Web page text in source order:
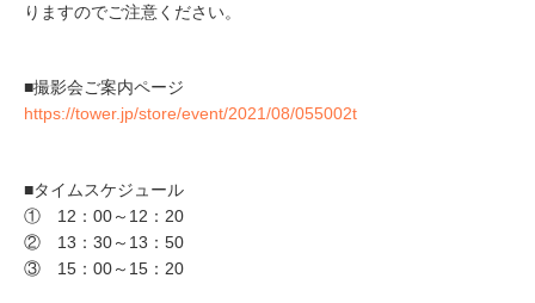
りますのでご注意ください。
■撮影会ご案内ページ
https://tower.jp/store/event/2021/08/055002t
■タイムスケジュール
① 12：00～12：20
② 13：30～13：50
③ 15：00～15：20